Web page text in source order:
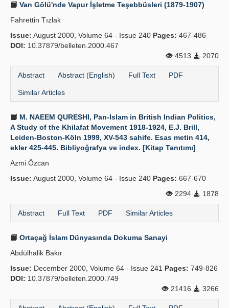
Van Gölü'nde Vapur İşletme Teşebbüsleri (1879-1907)
Fahrettin Tızlak
Issue: August 2000, Volume 64 - Issue 240 Pages: 467-486
DOI: 10.37879/belleten.2000.467
4513
2070
Abstract Abstract (English) Full Text PDF
Similar Articles
M. NAEEM QURESHI, Pan-Islam in British Indian Politics,
A Study of the Khilafat Movement 1918-1924, E.J. Brill,
Leiden-Boston-Köln 1999, XV-543 sahife. Esas metin 414,
ekler 425-445. Bibliyoğrafya ve index. [Kitap Tanıtımı]
Azmi Özcan
Issue: August 2000, Volume 64 - Issue 240 Pages: 667-670
2294
1878
Abstract Full Text PDF Similar Articles
Ortaçağ İslam Dünyasında Dokuma Sanayi
Abdülhalik Bakır
Issue: December 2000, Volume 64 - Issue 241 Pages: 749-826
DOI: 10.37879/belleten.2000.749
21416
3266